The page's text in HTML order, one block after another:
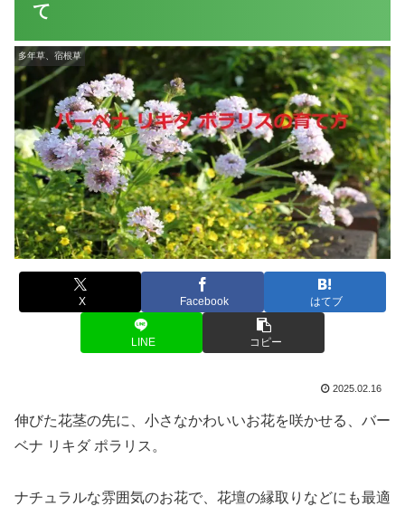
て
多年草、宿根草
X Facebook はてブ
LINE コピー
2025.02.16
伸びた花茎の先に、小さなかわいいお花を咲かせる、バー
ベナ リキダ ポラリス。
ナチュラルな雰囲気のお花で、花壇の縁取りなどにも最適